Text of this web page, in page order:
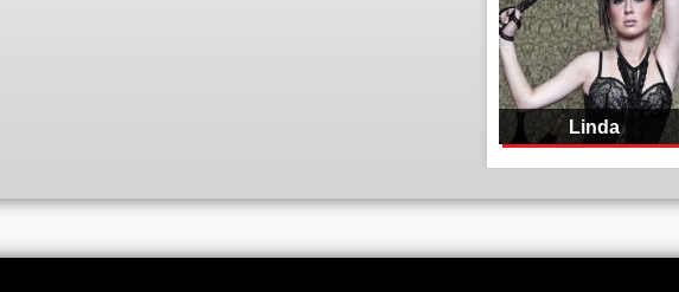
Linda